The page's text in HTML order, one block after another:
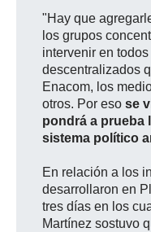
"Hay que
los grupos
intervenir en
descentralizados
Enacom, los
otros. Por eso se
pondrá a prueba
sistema político
En relación a los
desarrollaron en
tres días en los
Martínez sostuvo